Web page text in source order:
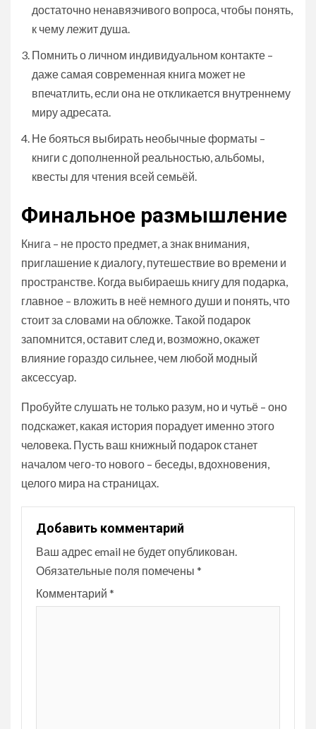
достаточно ненавязчивого вопроса, чтобы понять,
к чему лежит душа.
Помнить о личном индивидуальном контакте –
даже самая современная книга может не
впечатлить, если она не откликается внутреннему
миру адресата.
Не бояться выбирать необычные форматы –
книги с дополненной реальностью, альбомы,
квесты для чтения всей семьёй.
Финальное размышление
Книга – не просто предмет, а знак внимания,
приглашение к диалогу, путешествие во времени и
пространстве. Когда выбираешь книгу для подарка,
главное – вложить в неё немного души и понять, что
стоит за словами на обложке. Такой подарок
запомнится, оставит след и, возможно, окажет
влияние гораздо сильнее, чем любой модный
аксессуар.
Пробуйте слушать не только разум, но и чутьё – оно
подскажет, какая история порадует именно этого
человека. Пусть ваш книжный подарок станет
началом чего-то нового – беседы, вдохновения,
целого мира на страницах.
Добавить комментарий
Ваш адрес email не будет опубликован.
Обязательные поля помечены *
Комментарий *